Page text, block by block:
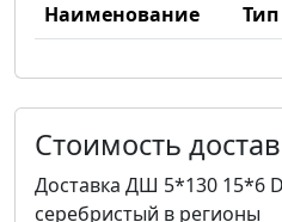
Наименование Тип
Стоимость
Доставка ДШ 5*130 15*6
серебристый в регионы